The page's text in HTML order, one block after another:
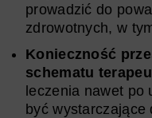
prowadzić do
zdrowotnych, w
Konieczność
schematu
leczenia nawet po
być wystarczające